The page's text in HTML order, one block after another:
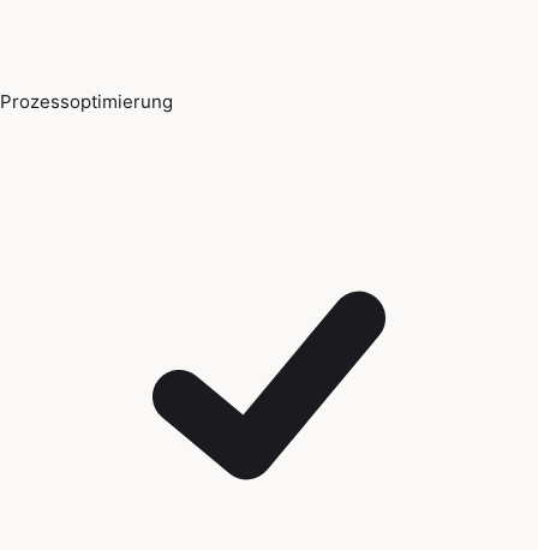
Prozessoptimierung